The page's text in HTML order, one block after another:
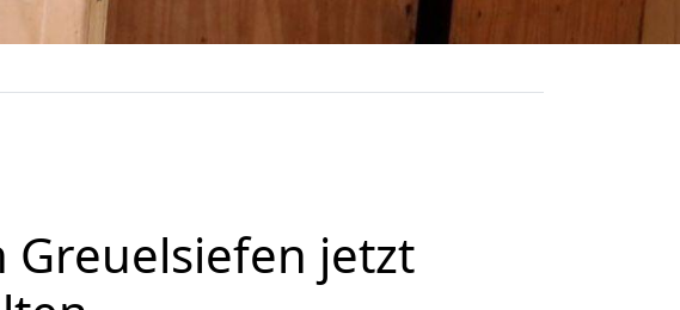
Greuelsiefen jetzt